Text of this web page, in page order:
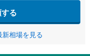
る
相場を見る